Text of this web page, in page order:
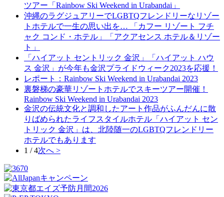
ツアー「Rainbow Ski Weekend in Urabandai」
沖縄のラグジュアリーでLGBTQフレンドリーなリゾー
トホテルで一生の思い出を… 「カフー リゾート フチ
ャク コンド・ホテル」「アクアセンス ホテル＆リゾー
ト」
「ハイアット セントリック 金沢」「ハイアット ハウ
ス 金沢」が今年も金沢プライドウィーク2023を応援！
レポート：Rainbow Ski Weekend in Urabandai 2023
裏磐梯の豪華リゾートホテルでスキーツアー開催！
Rainbow Ski Weekend in Urabandai 2023
金沢の伝統文化と調和したアート作品がふんだんに散
りばめられたライフスタイルホテル「ハイアット セン
トリック 金沢」は、北陸随一のLGBTQフレンドリー
ホテルでもあります
1 / 4次へ >